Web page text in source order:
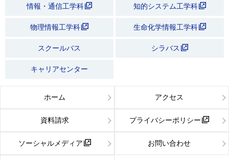
情報・通信工学科 知的システム工学科
物理情報工学科 生命化学情報工学科
スクールバス シラバス
キャリアセンター
ホーム アクセス
資料請求 プライバシーポリシー
ソーシャルメディア お問い合わせ